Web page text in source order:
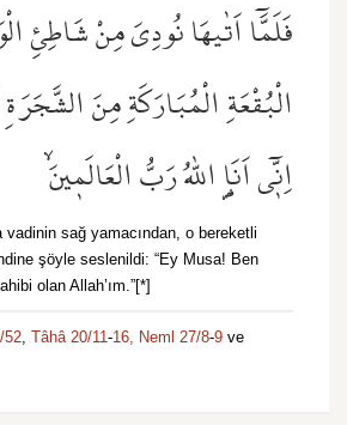
فَلَمَّٓا اَتٰيهَا نُودِيَ مِنْ شَاطِئِ
الْبُقْعَةِ الْمُبَارَكَةِ مِنَ
اِنّ۪ٓي اَنَا۬ اللّٰهُ رَبُّ الْعَالَم۪ينَۙ
vadinin sağ yamacından, o bereketli
şöyle seslenildi: “Ey Musa! Ben
olan Allah’ım.”[*]
52, Tâhâ 20/11-16, Neml 27/8-9 ve